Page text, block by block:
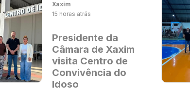
Xaxim
15 horas atrás
Presidente da
Câmara de Xaxim
visita Centro de
Convivência do
Idoso